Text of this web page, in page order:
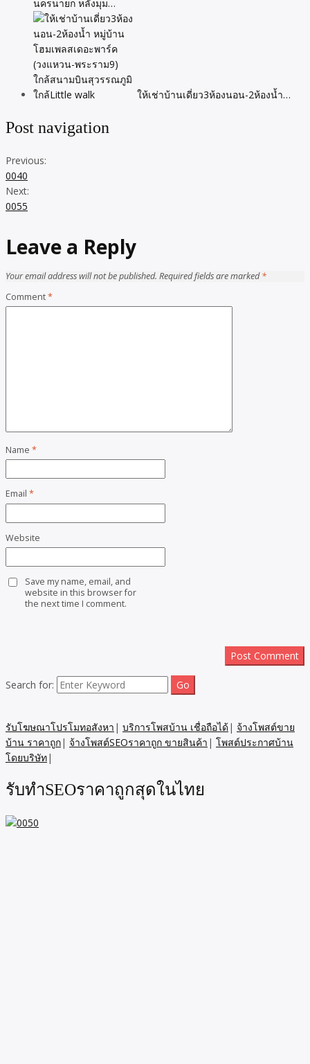
นครนายก หลังมุม…
ให้เช่าบ้านเดี่ยว3ห้องนอน-2ห้องน้ำ…
Post navigation
Previous:
0040
Next:
0055
Leave a Reply
Your email address will not be published. Required fields are marked*
Comment*
Name *
Email *
Website
Save my name, email, and
website in this browser for
the next time I comment.
Search for:
รับโฆษณาโปรโมทอสังหา | บริการโพสบ้าน เชื่อถือได้| จ้างโพสต์ขาย
บ้าน ราคาถูก| จ้างโพสต์SEOราคาถูก ขายสินค้า | โพสต์ประกาศบ้าน
โดยบริษัท|
รับทำSEOราคาถูกสุดในไทย